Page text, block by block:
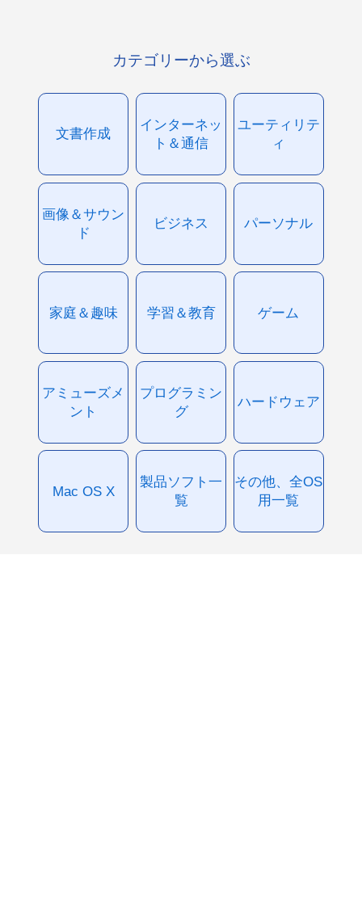
カテゴリーから選ぶ
文書作成
インターネッ
ト＆通信
ユーティリテ
ィ
画像＆サウン
ド
ビジネス パーソナル
家庭＆趣味 学習＆教育 ゲーム
アミューズメ
ント
プログラミン
グ
ハードウェア
Mac OS X
製品ソフト一
覧
その他、全OS
用一覧